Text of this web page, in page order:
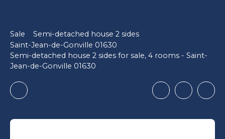
Sale
Semi-detached house 2 sides
Saint-Jean-de-Gonville 01630
Semi-detached house 2 sides for sale, 4 rooms - Saint-
Jean-de-Gonville 01630